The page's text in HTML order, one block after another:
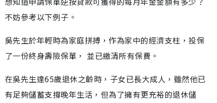
不妨參考以下例子。
吳先生於年輕時為家庭拼搏，作為家中的經濟支柱，投保
了一份終身壽險保單， 並已繳清所有保費。
在吳先生達65歲退休之齡時，子女已長大成人，雖然他已
有足夠儲蓄支撐晚年生活，但為了擁有更充裕的退休儲